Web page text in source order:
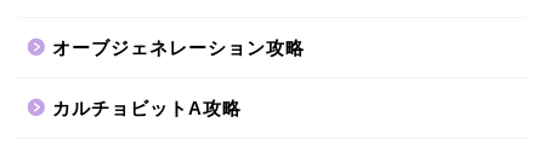
オーブジェネレーション攻略
カルチョビットA攻略